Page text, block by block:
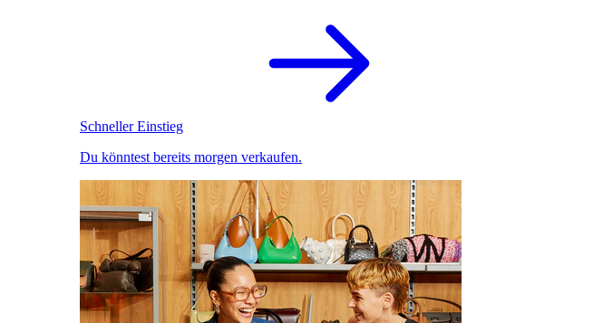
Schneller Einstieg
Du könntest bereits morgen verkaufen.